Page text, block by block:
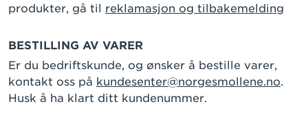
produkter, gå til reklamasjon og tilbakemelding
BESTILLING AV VARER
Er du bedriftskunde, og ønsker å bestille varer,
kontakt oss på kundesenter@norgesmollene.no.
Husk å ha klart ditt kundenummer.